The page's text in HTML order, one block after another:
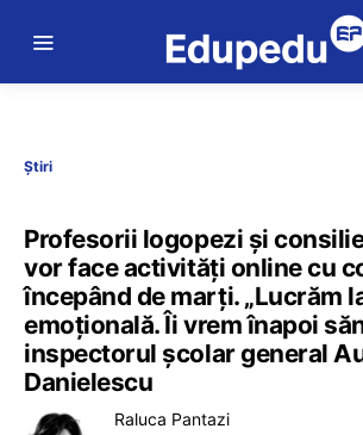
Știri
Profesorii logopezi și
vor face activități online cu
începând de marți. „Lucrăm
emoțională. Îi vrem înapoi
inspectorul școlar general
Danielescu
Raluca Pantazi